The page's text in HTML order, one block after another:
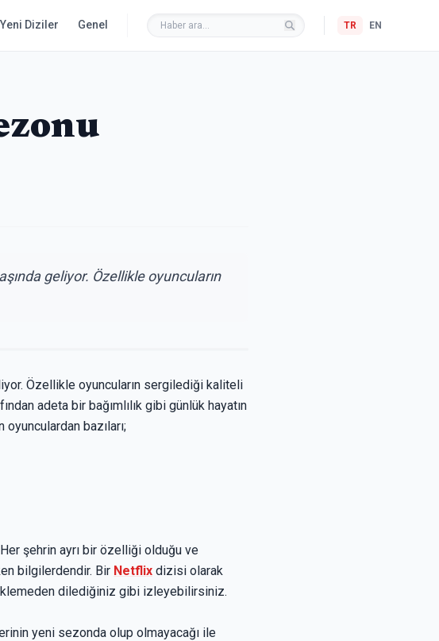
Yeni Diziler Genel TR EN
geliyor. Özellikle oyuncuların
Özellikle oyuncuların sergilediği kaliteli
adeta bir bağımlılık gibi günlük hayatın
bazıları;
şehrin ayrı bir özelliği olduğu ve
bilgilerdendir. Bir Netflix dizisi olarak
dilediğiniz gibi izleyebilirsiniz.
yeni sezonda olup olmayacağı ile